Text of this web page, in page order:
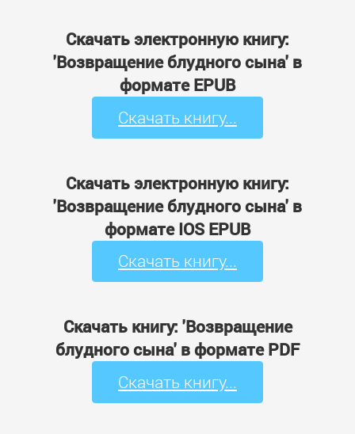
Скачать электронную книгу:
'Возвращение блудного сына' в
формате EPUB
Скачать книгу...
Скачать электронную книгу:
'Возвращение блудного сына' в
формате IOS EPUB
Скачать книгу...
Скачать книгу: 'Возвращение
блудного сына' в формате PDF
Скачать книгу...